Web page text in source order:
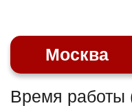
Время работы